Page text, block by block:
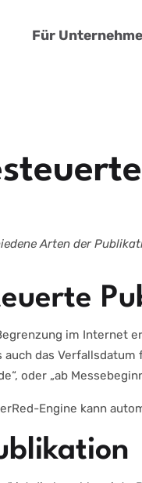
Für
Arten der
im Internet
das
oder „ab
Engine kann